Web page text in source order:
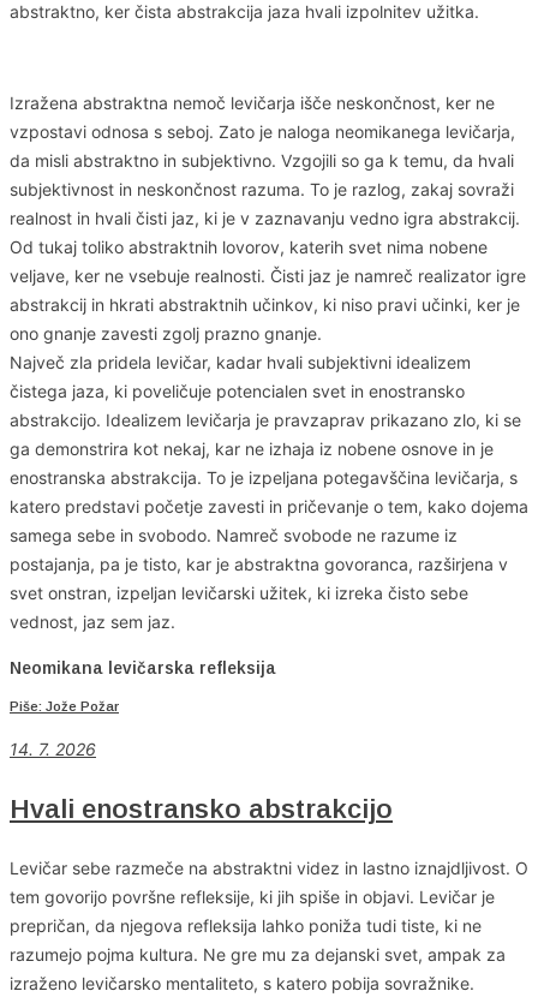
abstraktno, ker čista abstrakcija jaza hvali izpolnitev užitka.
Izražena abstraktna nemoč levičarja išče neskončnost, ker ne
vzpostavi odnosa s seboj. Zato je naloga neomikanega levičarja,
da misli abstraktno in subjektivno. Vzgojili so ga k temu, da hvali
subjektivnost in neskončnost razuma. To je razlog, zakaj sovraži
realnost in hvali čisti jaz, ki je v zaznavanju vedno igra abstrakcij.
Od tukaj toliko abstraktnih lovorov, katerih svet nima nobene
veljave, ker ne vsebuje realnosti. Čisti jaz je namreč realizator igre
abstrakcij in hkrati abstraktnih učinkov, ki niso pravi učinki, ker je
ono gnanje zavesti zgolj prazno gnanje.
Največ zla pridela levičar, kadar hvali subjektivni idealizem
čistega jaza, ki poveličuje potencialen svet in enostransko
abstrakcijo. Idealizem levičarja je pravzaprav prikazano zlo, ki se
ga demonstrira kot nekaj, kar ne izhaja iz nobene osnove in je
enostranska abstrakcija. To je izpeljana potegavščina levičarja, s
katero predstavi početje zavesti in pričevanje o tem, kako dojema
samega sebe in svobodo. Namreč svobode ne razume iz
postajanja, pa je tisto, kar je abstraktna govoranca, razširjena v
svet onstran, izpeljan levičarski užitek, ki izreka čisto sebe
vednost, jaz sem jaz.
Neomikana levičarska refleksija
Piše: Jože Požar
14. 7. 2026
Hvali enostransko abstrakcijo
Levičar sebe razmeče na abstraktni videz in lastno iznajdljivost. O
tem govorijo površne refleksije, ki jih spiše in objavi. Levičar je
prepričan, da njegova refleksija lahko poniža tudi tiste, ki ne
razumejo pojma kultura. Ne gre mu za dejanski svet, ampak za
izraženo levičarsko mentaliteto, s katero pobija sovražnike.